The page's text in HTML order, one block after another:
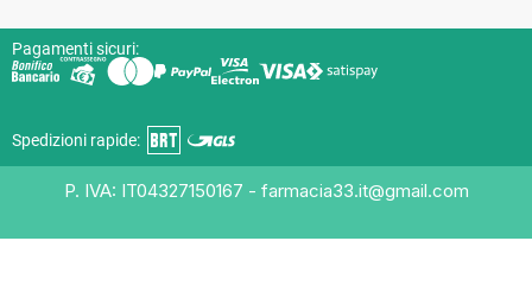
Pagamenti sicuri:
Spedizioni rapide:
P. IVA: IT04327150167 - farmacia33.it@gmail.com